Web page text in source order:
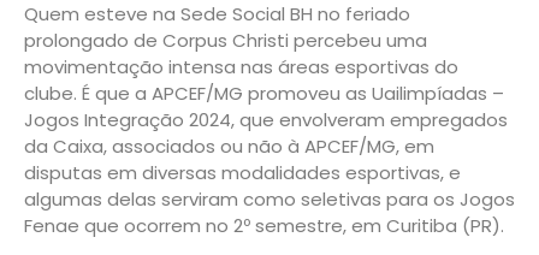
Quem esteve na Sede Social BH no feriado
prolongado de Corpus Christi percebeu uma
movimentação intensa nas áreas esportivas do
clube. É que a APCEF/MG promoveu as Uailimpíadas –
Jogos Integração 2024, que envolveram empregados
da Caixa, associados ou não à APCEF/MG, em
disputas em diversas modalidades esportivas, e
algumas delas serviram como seletivas para os Jogos
Fenae que ocorrem no 2º semestre, em Curitiba (PR).